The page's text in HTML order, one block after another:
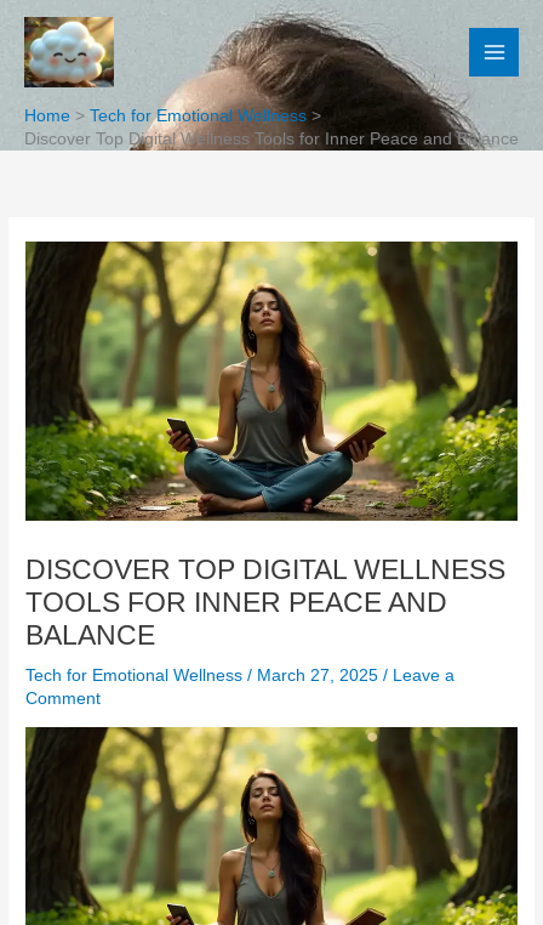
Skip
content
Home
Tech for Emotional Wellness
Discover Top Digital Wellness Tools for Inner Peace and Balance
DISCOVER TOP DIGITAL WELLNESS
TOOLS FOR INNER PEACE AND
BALANCE
Tech for Emotional Wellness / March 27, 2025/ Leave a
Comment